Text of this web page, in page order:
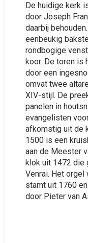
De huidige kerk
door Joseph
daarbij
eenbeukig
rondbogige
koor. De toren is
door een
omvat twee
XIV-stijl. De
panelen in
evangelisten
afkomstig uit de
1500 is een
aan de Meester
klok uit 1472 die
Venrai. Het
stamt uit 1760
door Pieter van